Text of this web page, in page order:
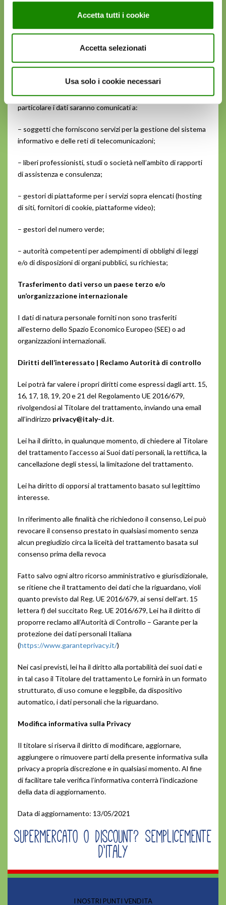
Accetta tutti i cookie
Accetta selezionati
Usa solo i cookie necessari
Destinatari o categorie di destinatari dei dati
I dati di natura personale forniti saranno comunicati a
destinatari che tratteranno i dati in qualità di responsabili
(art. 28 del Reg. UE 2016/679) e/o in qualità di autonomi
agiscono sotto l’autorità del Titolare e del Responsabile (art.
29 del Reg. UE 2016/679), per le finalità sopra elencate. In
particolare i dati saranno comunicati a:
– soggetti che forniscono servizi per la gestione del sistema
informativo e delle reti di telecomunicazioni;
– liberi professionisti, studi o società nell’ambito di rapporti
di assistenza e consulenza;
– gestori di piattaforme per i servizi sopra elencati (hosting
di siti, fornitori di cookie, piattaforme video);
– gestori del numero verde;
– autorità competenti per adempimenti di obblighi di leggi
e/o di disposizioni di organi pubblici, su richiesta;
Trasferimento dati verso un paese terzo e/o
un’organizzazione internazionale
I dati di natura personale forniti non sono trasferiti
all’esterno dello Spazio Economico Europeo (SEE) o ad
organizzazioni internazionali.
Diritti dell’interessato | Reclamo Autorità di controllo
Lei potrà far valere i propri diritti come espressi dagli artt. 15,
16, 17, 18, 19, 20 e 21 del Regolamento UE 2016/679,
rivolgendosi al Titolare del trattamento, inviando una email
all’indirizzo privacy@italy-d.it.
Lei ha il diritto, in qualunque momento, di chiedere al Titolare
del trattamento l’accesso ai Suoi dati personali, la rettifica, la
cancellazione degli stessi, la limitazione del trattamento.
Lei ha diritto di opporsi al trattamento basato sul legittimo
interesse.
In riferimento alle finalità che richiedono il consenso, Lei può
revocare il consenso prestato in qualsiasi momento senza
alcun pregiudizio circa la liceità del trattamento basata sul
consenso prima della revoca
Fatto salvo ogni altro ricorso amministrativo e giurisdizionale,
se ritiene che il trattamento dei dati che la riguardano, violi
quanto previsto dal Reg. UE 2016/679, ai sensi dell’art. 15
lettera f) del succitato Reg. UE 2016/679, Lei ha il diritto di
proporre reclamo all’Autorità di Controllo – Garante per la
protezione dei dati personali Italiana
(https://www.garanteprivacy.it/)
Nei casi previsti, lei ha il diritto alla portabilità dei suoi dati e
in tal caso il Titolare del trattamento Le fornirà in un formato
strutturato, di uso comune e leggibile, da dispositivo
automatico, i dati personali che la riguardano.
Modifica informativa sulla Privacy
Il titolare si riserva il diritto di modificare, aggiornare,
aggiungere o rimuovere parti della presente informativa sulla
privacy a propria discrezione e in qualsiasi momento. Al fine
di facilitare tale verifica l’informativa conterrà l’indicazione
della data di aggiornamento.
Data di aggiornamento: 13/05/2021
Supermercato o discount? Semplicemente
D’italy
I NOSTRI PUNTI VENDITA